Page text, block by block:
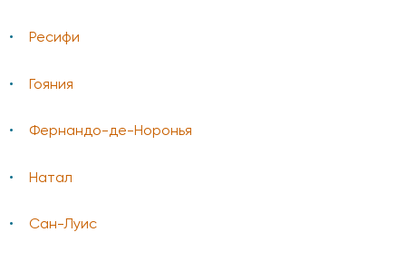
Ресифи
Гояния
Фернандо-де-Норонья
Натал
Сан-Луис